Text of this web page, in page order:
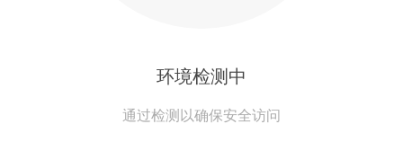
环境检测中
通过检测以确保安全访问